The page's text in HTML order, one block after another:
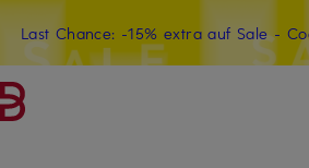
ZUM HAUPTINHALT ÜBERSPRINGEN
Last Chance: -15% extra auf Sale-
20€-Willkommensgutschein mit